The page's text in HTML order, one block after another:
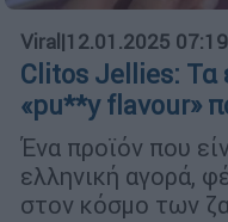
Viral |12.01.2025 07:19
Clitos Jellies: Τα
«pu**y flavour»
Ένα προϊόν που
ελληνική αγορά,
στον κόσμο των